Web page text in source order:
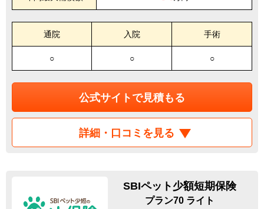
通院 入院 手術
○ ○ ○
公式サイトで見積もる
詳細・口コミを見る
SBIペット少額短期保険
プラン70 ライト